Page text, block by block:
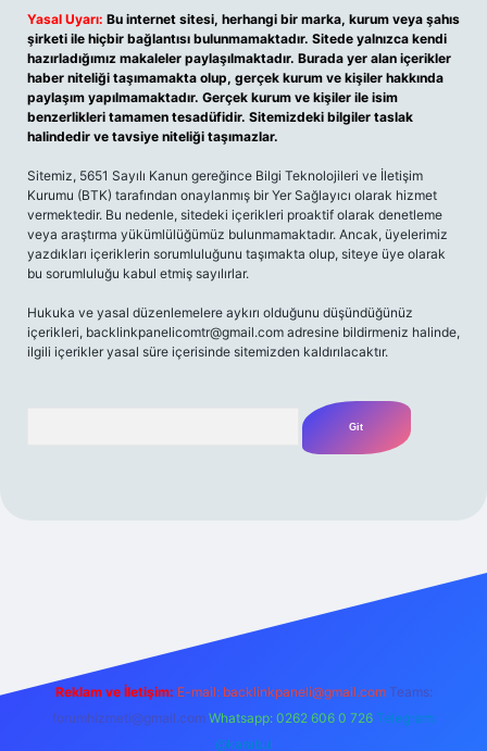
Yasal Uyarı: Bu internet sitesi, herhangi bir marka, kurum veya şahıs
şirketi ile hiçbir bağlantısı bulunmamaktadır. Sitede yalnızca kendi
hazırladığımız makaleler paylaşılmaktadır. Burada yer alan içerikler
haber niteliği taşımamakta olup, gerçek kurum ve kişiler hakkında
paylaşım yapılmamaktadır. Gerçek kurum ve kişiler ile isim
benzerlikleri tamamen tesadüfidir. Sitemizdeki bilgiler taslak
halindedir ve tavsiye niteliği taşımazlar.
Sitemiz, 5651 Sayılı Kanun gereğince Bilgi Teknolojileri ve İletişim
Kurumu (BTK) tarafından onaylanmış bir Yer Sağlayıcı olarak hizmet
vermektedir. Bu nedenle, sitedeki içerikleri proaktif olarak denetleme
veya araştırma yükümlülüğümüz bulunmamaktadır. Ancak, üyelerimiz
yazdıkları içeriklerin sorumluluğunu taşımakta olup, siteye üye olarak
bu sorumluluğu kabul etmiş sayılırlar.
Hukuka ve yasal düzenlemelere aykırı olduğunu düşündüğünüz
içerikleri, backlinkpanelicomtr@gmail.com adresine bildirmeniz halinde,
ilgili içerikler yasal süre içerisinde sitemizden kaldırılacaktır.
Reklam ve İletişim: E-mail: backlinkpaneli@gmail.com Teams:
forumhizmeti@gmail.com Whatsapp: 0262 606 0 726 Telegram:
@karabul